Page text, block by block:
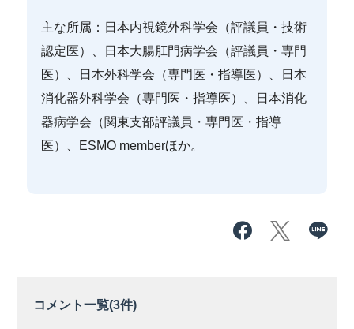
主な所属：日本内視鏡外科学会（評議員・技術
認定医）、日本大腸肛門病学会（評議員・専門
医）、日本外科学会（専門医・指導医）、日本
消化器外科学会（専門医・指導医）、日本消化
器病学会（関東支部評議員・専門医・指導
医）、ESMO memberほか。
コメント一覧(3件)